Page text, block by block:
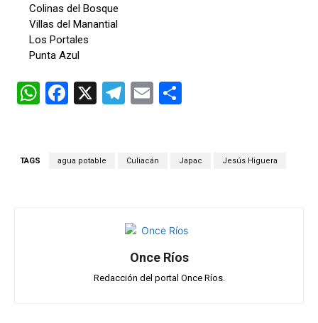
Colinas del Bosque
Villas del Manantial
Los Portales
Punta Azul
W F
b
X
T
gr
E
p
TAGS agua potable Culiacán Japac Jesús Higuera
Once Ríos
Redacción del portal Once Ríos.